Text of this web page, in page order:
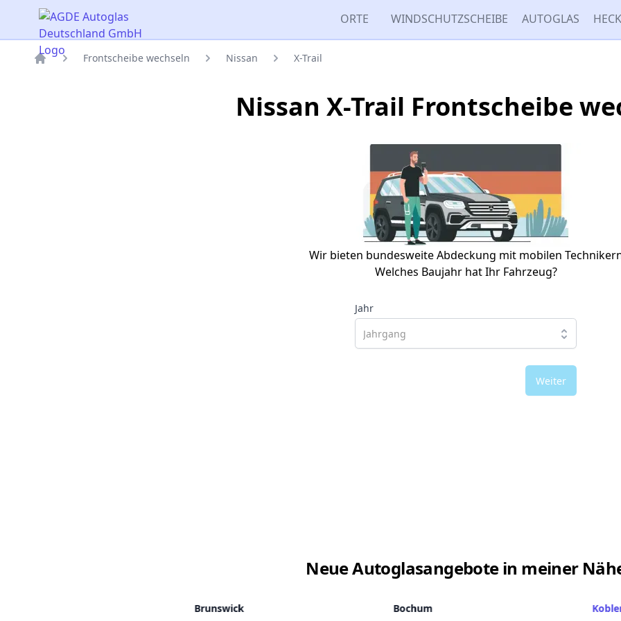
AGDE Autoglas Deutschland GmbH ORTE WINDSCHUTZSCHEIBE AUTOGLAS
Frontscheibe wechseln Nissan X-Trail
Nissan X-Trail Frontscheibe
Wir bieten bundesweite Abdeckung mit mobilen
Welches Baujahr hat Ihr Fahrzeug?
Jahr
Weiter
Neue Autoglasangebote in meiner
Brunswick Bochum